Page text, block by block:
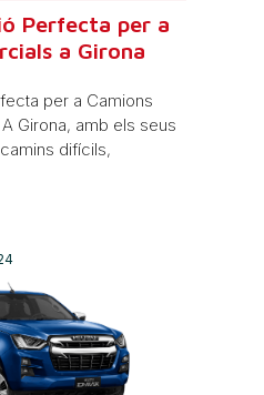
Perfecta per a
a Girona
per a Camions
Girona, amb els seus
difícils,